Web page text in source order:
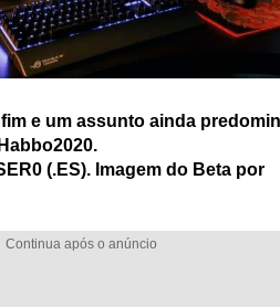
e um assunto ainda
(.ES). Imagem do Beta por